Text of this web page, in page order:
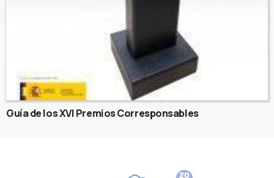
Guía de los XVI Premios Corresponsables